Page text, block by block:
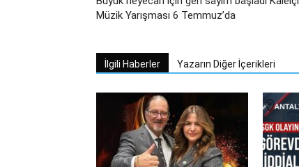
Müzik Yarışması 6 Temmuz’da
İlgili Haberler Yazarın Diğer İçerikleri